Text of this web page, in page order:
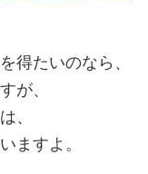
得たいのなら、
が、
、
ますよ。